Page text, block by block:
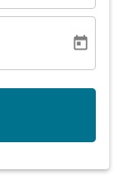
today